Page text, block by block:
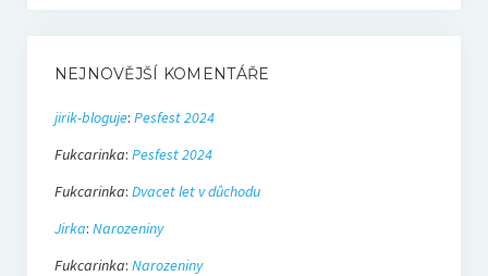
NEJNOVĚJŠÍ KOMENTÁŘE
jirik-bloguje: Pesfest 2024
Fukcarinka: Pesfest 2024
Fukcarinka: Dvacet let v důchodu
Jirka: Narozeniny
Fukcarinka: Narozeniny